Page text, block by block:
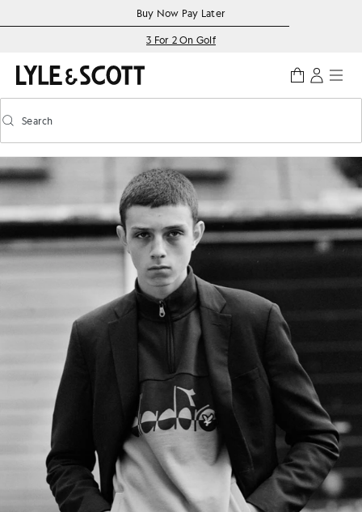
Accessibility informationBuy Now Pay Later
3 For 2 On Golf
Toggle predictive search
Search